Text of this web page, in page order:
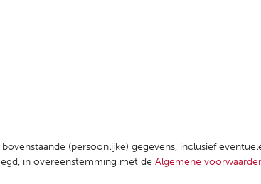
(persoonlijke) gegevens, inclusief
in overeenstemming met de Algemene